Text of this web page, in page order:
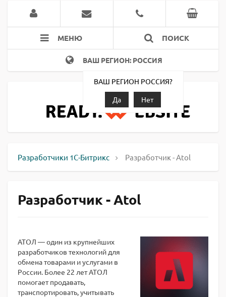
МЕНЮ ПОИСК
ВАШ РЕГИОН: РОССИЯ
ВАШ РЕГИОН РОССИЯ?
Да
Нет
Разработчики 1С-Битрикс Разработчик - Atol
Разработчик - Atol
АТОЛ — один из крупнейших
разработчиков технологий для
обмена товарами и услугами в
России. Более 22 лет АТОЛ
помогает продавать,
транспортировать, учитывать